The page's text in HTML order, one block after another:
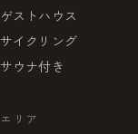
ゲストハウス
サイクリング
サウナ付き
エリア